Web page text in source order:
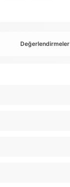
Değerlendirmeler